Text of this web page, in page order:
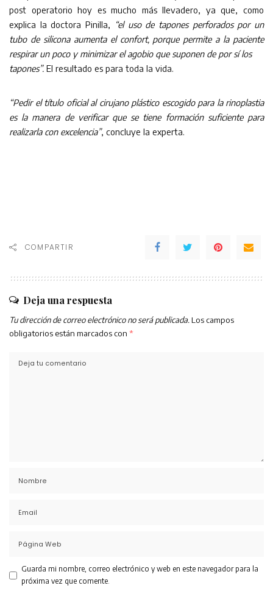
post operatorio hoy es mucho más llevadero, ya que, como
explica la doctora Pinilla,
“el uso de tapones perforados por un
tubo de silicona aumenta el confort, porque permite a la paciente
respirar un poco y minimizar el agobio que suponen de por sí los
tapones”. El resultado es para toda la vida.
“Pedir el título oficial al cirujano plástico escogido para la rinoplastia
es la manera de verificar que se tiene formación suficiente para
realizarla con excelencia”, concluye la experta.
COMPARTIR
Deja una respuesta
Tu dirección de correo electrónico no será publicada. Los campos
obligatorios están marcados con *
Guarda mi nombre, correo electrónico y web en este navegador para la
próxima vez que comente.